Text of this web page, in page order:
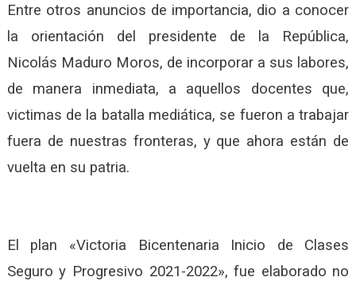
Entre otros anuncios de importancia, dio a conocer
la orientación del presidente de la República,
Nicolás Maduro Moros, de incorporar a sus labores,
de manera inmediata, a aquellos docentes que,
victimas de la batalla mediática, se fueron a trabajar
fuera de nuestras fronteras, y que ahora están de
vuelta en su patria.
El plan «Victoria Bicentenaria Inicio de Clases
Seguro y Progresivo 2021-2022», fue elaborado no